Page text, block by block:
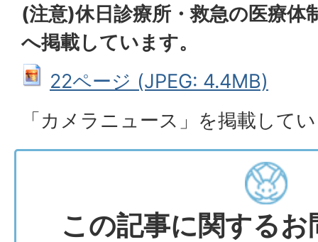
(注意)休日診療所・救急の医療体
へ掲載しています。
22ページ (JPEG: 4.4MB)
「カメラニュース」を掲載して
この記事に関する